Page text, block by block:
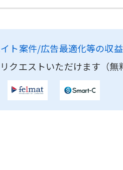
ト案件/広告最適化等の収
クエストいただけます（無